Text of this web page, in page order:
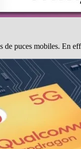
de puces mobiles. En